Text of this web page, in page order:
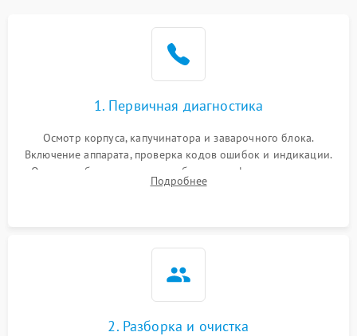
1. Первичная диагностика
Осмотр корпуса, капучинатора и заварочного блока.
Включение аппарата, проверка кодов ошибок и индикации.
Оценка работы помпы, термоблока и кофемолки на слух.
Измерение температуры и давления воды для выявления
Подробнее
2. Разборка и очистка